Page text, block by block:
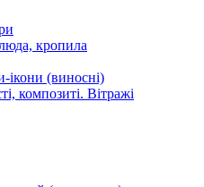
кропила
ікони (виносні)
композиті. Вітражі